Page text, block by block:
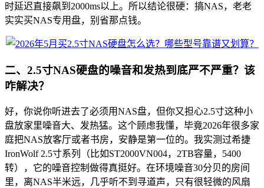
时延迟直接飙到2000ms以上。所以结论很硬：搞NAS，老老
实实买NAS专用盘，别省那点钱。
二、2.5寸NAS硬盘的噪音和发热到底严不严重？该
咋解决？
好，你说你听进去了必须用NAS盘，但你又担心2.5寸这种小
盘放家里噪音大、发热猛。这个顾虑我懂，毕竟2026年很多家
庭把NAS放客厅或者书房，安静是第一位的。我实测过希捷
IronWolf 2.5寸系列（比如ST2000VN004，2TB容量，5400
转），它的噪音控制做得真挺好。在环境噪音30分贝的房间
里，离NAS半米远，几乎听不到寻道声，只有很轻微的风扇